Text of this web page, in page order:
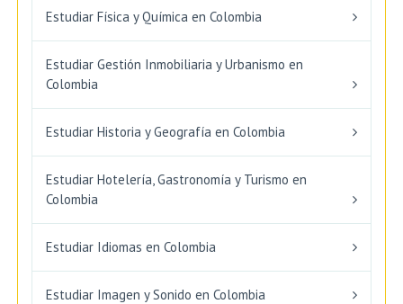
Estudiar Física y Química en Colombia
Estudiar Gestión Inmobiliaria y Urbanismo en
Colombia
Estudiar Historia y Geografía en Colombia
Estudiar Hotelería, Gastronomía y Turismo en
Colombia
Estudiar Idiomas en Colombia
Estudiar Imagen y Sonido en Colombia